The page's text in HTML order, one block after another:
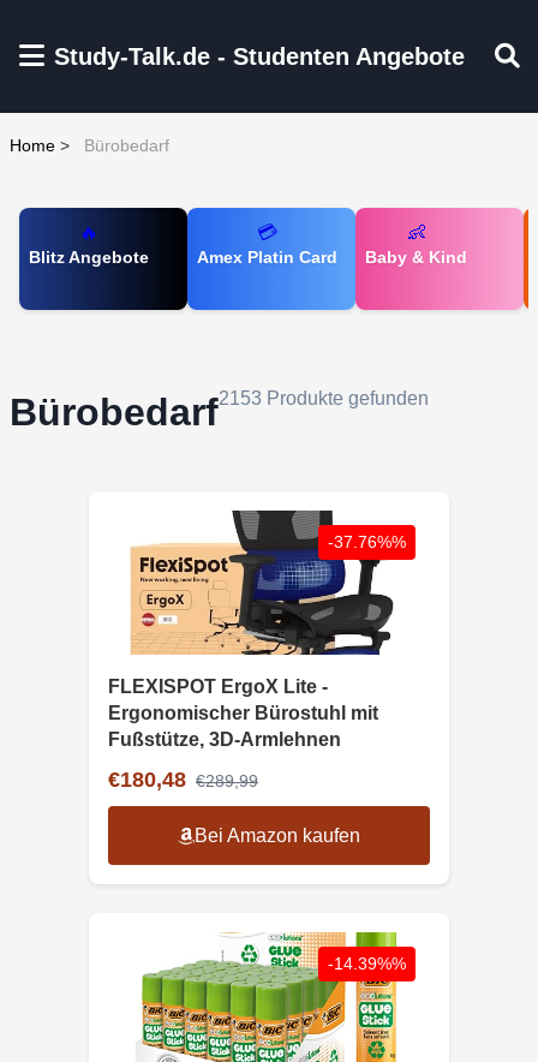
Study-Talk.de - Studenten Angebote
Home > Bürobedarf
🔥
Blitz Angebote
💳
Amex Platin Card
👶
Baby & Kind
Bürobedarf2153 Produkte gefunden
-37.76%%
FLEXISPOT ErgoX Lite -
Ergonomischer Bürostuhl mit
Fußstütze, 3D-Armlehnen
€180,48 €289,99
Bei Amazon kaufen
-14.39%%